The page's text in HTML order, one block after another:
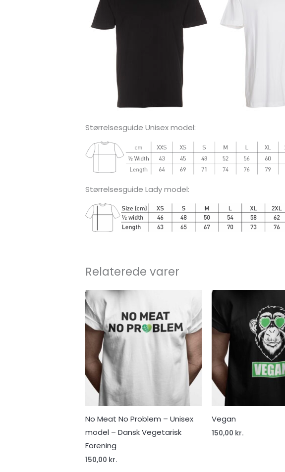
Størrelsesguide Unisex model:
Størrelsesguide Lady model:
Relaterede varer
No Meat No Problem – Unisex
model – Dansk Vegetarisk
Forening
150,00 kr.
Vegan
150,00 kr.